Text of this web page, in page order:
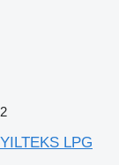
2
YILTEKS LPG